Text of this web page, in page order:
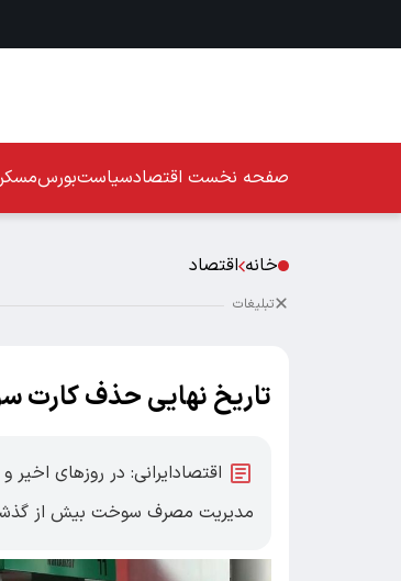
صفحه نخست اقتصادسیاستبورس
خانه اقتصاد
تبلیغات
تاریخ نهایی حذف
اقتصادایرانی: در روزهای
مدیریت مصرف سوخت بیش از